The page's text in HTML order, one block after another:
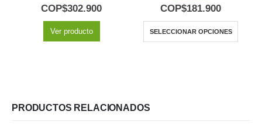
5.00out of 5
COP$302.900
Ver producto
5.00out of 5
COP$181.900
SELECCIONAR OPCIONES
PRODUCTOS RELACIONADOS